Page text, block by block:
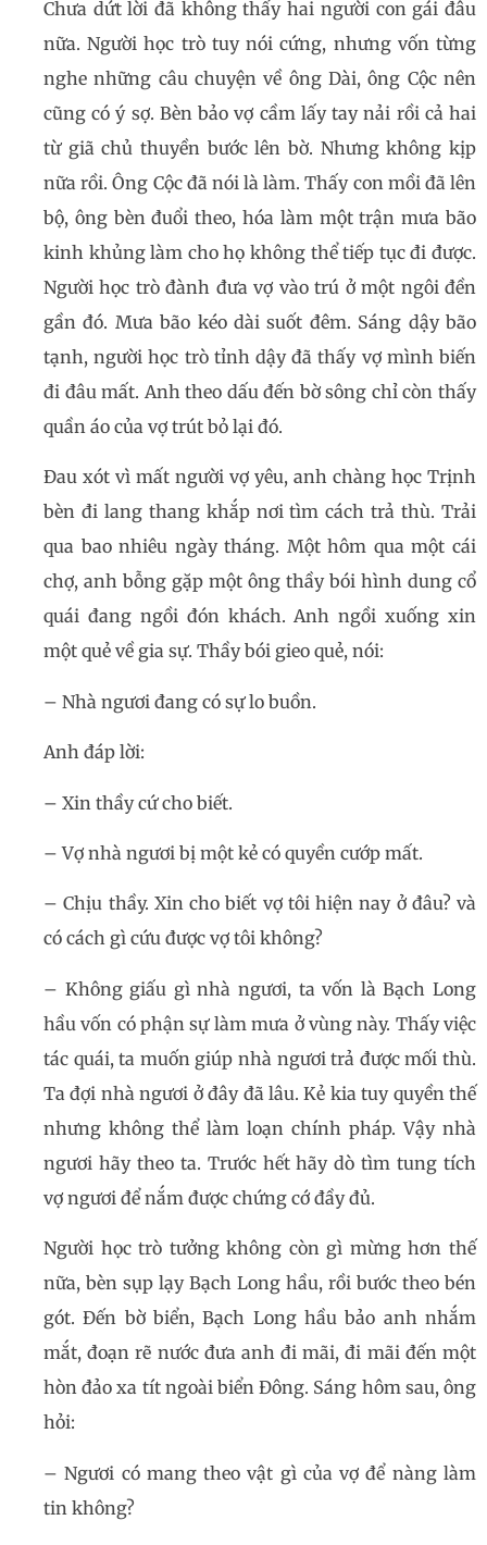
Chưa dứt lời đã không thấy hai người con gái đâu
nữa. Người học trò tuy nói cứng, nhưng vốn từng
nghe những câu chuyện về ông Dài, ông Cộc nên
cũng có ý sợ. Bèn bảo vợ cầm lấy tay nải rồi cả hai
từ giã chủ thuyền bước lên bờ. Nhưng không kịp
nữa rồi. Ông Cộc đã nói là làm. Thấy con mồi đã lên
bộ, ông bèn đuổi theo, hóa làm một trận mưa bão
kinh khủng làm cho họ không thể tiếp tục đi được.
Người học trò đành đưa vợ vào trú ở một ngôi đền
gần đó. Mưa bão kéo dài suốt đêm. Sáng dậy bão
tạnh, người học trò tỉnh dậy đã thấy vợ mình biến
đi đâu mất. Anh theo dấu đến bờ sông chỉ còn thấy
quần áo của vợ trút bỏ lại đó.
Đau xót vì mất người vợ yêu, anh chàng học Trịnh
bèn đi lang thang khắp nơi tìm cách trả thù. Trải
qua bao nhiêu ngày tháng. Một hôm qua một cái
chợ, anh bỗng gặp một ông thầy bói hình dung cổ
quái đang ngồi đón khách. Anh ngồi xuống xin
một quẻ về gia sự. Thầy bói gieo quẻ, nói:
– Nhà ngươi đang có sự lo buồn.
Anh đáp lời:
– Xin thầy cứ cho biết.
– Vợ nhà ngươi bị một kẻ có quyền cướp mất.
– Chịu thầy. Xin cho biết vợ tôi hiện nay ở đâu? và
có cách gì cứu được vợ tôi không?
– Không giấu gì nhà ngươi, ta vốn là Bạch Long
hầu vốn có phận sự làm mưa ở vùng này. Thấy việc
tác quái, ta muốn giúp nhà ngươi trả được mối thù.
Ta đợi nhà ngươi ở đây đã lâu. Kẻ kia tuy quyền thế
nhưng không thể làm loạn chính pháp. Vậy nhà
ngươi hãy theo ta. Trước hết hãy dò tìm tung tích
vợ ngươi để nắm được chứng cớ đầy đủ.
Người học trò tưởng không còn gì mừng hơn thế
nữa, bèn sụp lạy Bạch Long hầu, rồi bước theo bén
gót. Đến bờ biển, Bạch Long hầu bảo anh nhắm
mắt, đoạn rẽ nước đưa anh đi mãi, đi mãi đến một
hòn đảo xa tít ngoài biển Đông. Sáng hôm sau, ông
hỏi:
– Ngươi có mang theo vật gì của vợ để nàng làm
tin không?